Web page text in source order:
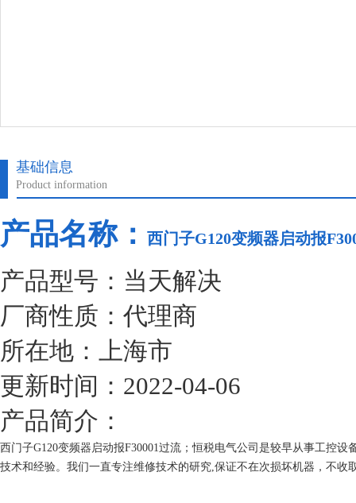
基础信息
Product information
产品名称： 西门子G120变频器启动报
产品型号：当天解决
厂商性质：代理商
所在地：上海市
更新时间：2022-04-06
产品简介：
西门子G120变频器启动报F30001过流；恒税电气公司是较早从事工控
技术和经验。我们一直专注维修技术的研究,保证不在次损坏机器，不收